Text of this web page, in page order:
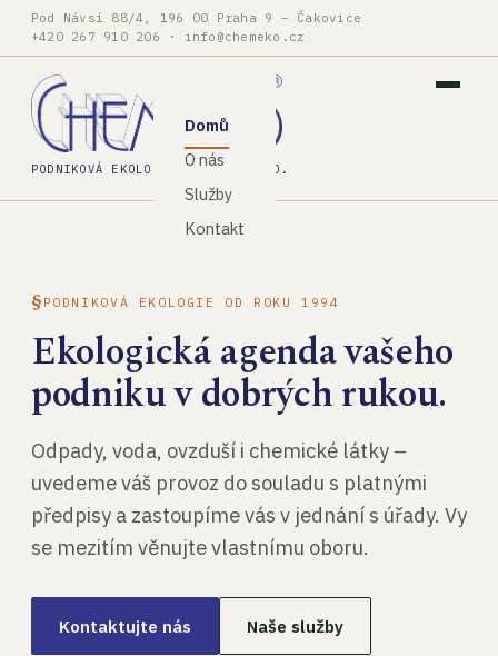
Pod Návsí 88/4, 196 00 Praha 9 – Čakovice
+420 267 910 206 · info@chemeko.cz
PODNIKOVÁ EKOLOGIE, SPOL. S R.O.
Domů
O nás
Služby
Kontakt
PODNIKOVÁ EKOLOGIE OD ROKU 1994
Ekologická agenda vašeho
podniku v dobrých rukou.
Odpady, voda, ovzduší i chemické látky –
uvedeme váš provoz do souladu s platnými
předpisy a zastoupíme vás v jednání s úřady. Vy
se mezitím věnujte vlastnímu oboru.
Kontaktujte nás Naše služby